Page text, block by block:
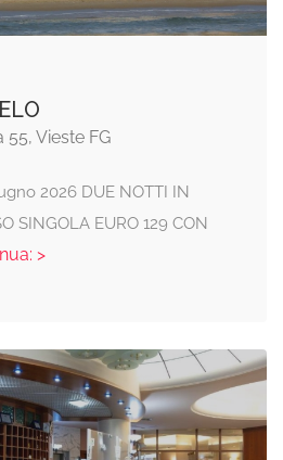
Vieste FG
2026 DUE NOTTI IN
SINGOLA EURO 129 CON
>